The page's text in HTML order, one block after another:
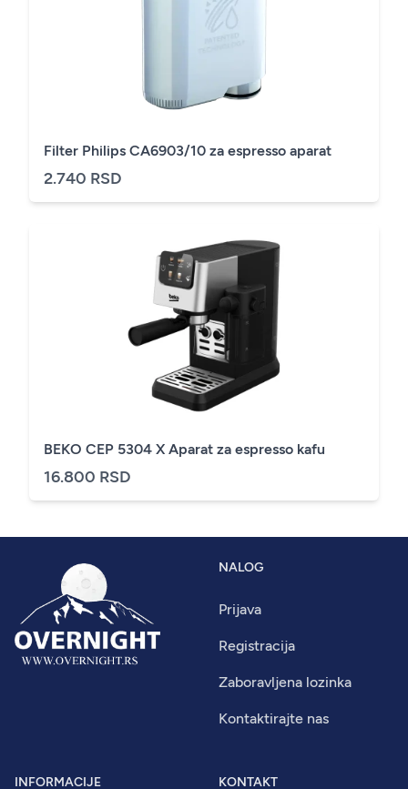
Filter Philips CA6903/10 za espresso aparat
2.740 RSD
BEKO CEP 5304 X Aparat za espresso kafu
16.800 RSD
NALOG
Prijava
Registracija
Zaboravljena lozinka
Kontaktirajte nas
INFORMACIJE KONTAKT